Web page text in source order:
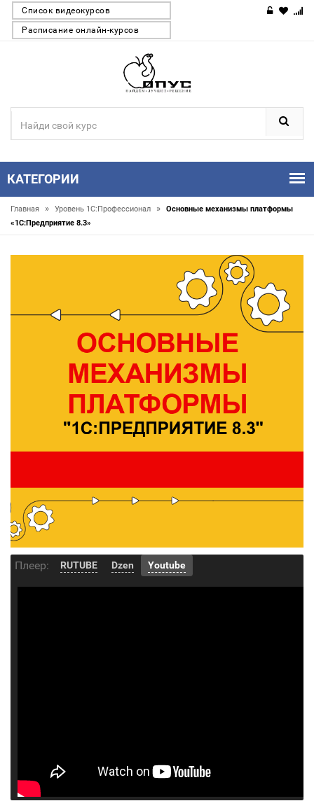
Список видеокурсов
Расписание онлайн-курсов
КАТЕГОРИИ
Главная » Уровень 1С:Профессионал »
Основные механизмы платформы
«1С:Предприятие 8.3»
Плеер: RUTUBE Dzen Youtube